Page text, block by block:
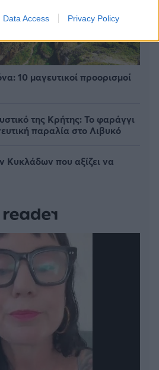
Data Access Privacy Policy
10 μαγευτικοί προορισμοί
της Κρήτης: Το φαράγγι
παραλία στο Λιβυκό
Κυκλάδων που αξίζει να